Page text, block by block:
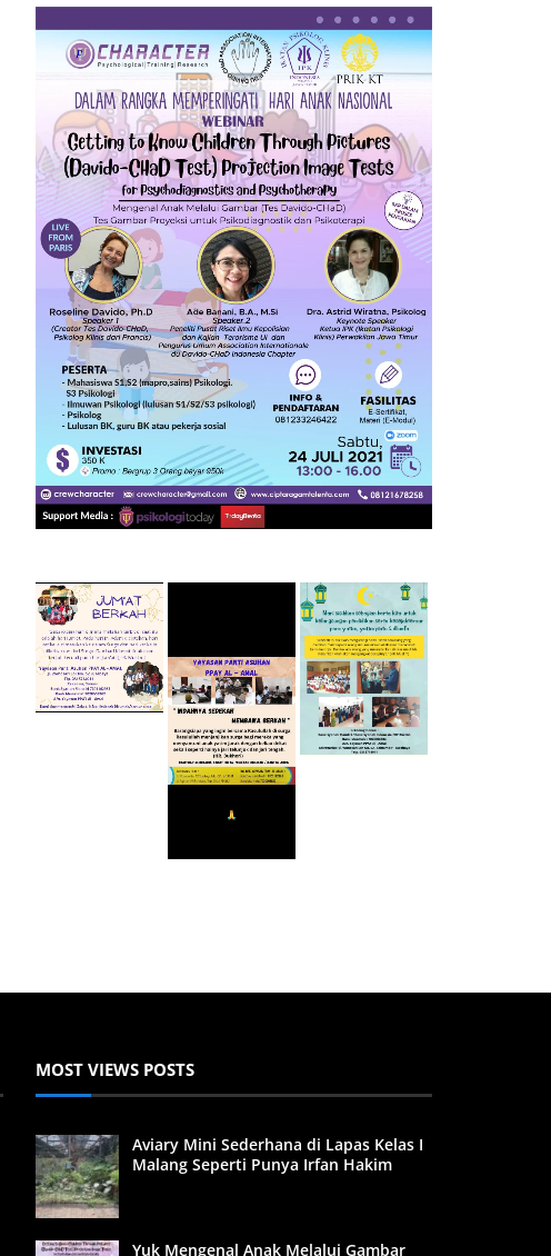
MOST VIEWS POSTS
Aviary Mini Sederhana di Lapas Kelas I
Malang Seperti Punya Irfan Hakim
Yuk Mengenal Anak Melalui Gambar